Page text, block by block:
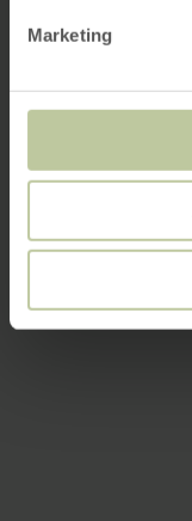
Marketing